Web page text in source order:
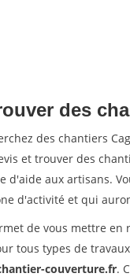
des
des chantiers
et trouver des
d'aide aux artisans.
d'activité et qui
de vous mettre
tous types de
couverture.fr.